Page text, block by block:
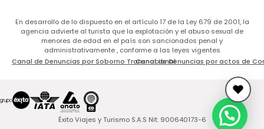
En desarrollo de lo dispuesto en el artículo 17 de la Ley 679 de 2001, la
agencia advierte al turista que la explotación y el abuso sexual de
menores de edad en el país son sancionados penal y
administrativamente , conforme a las leyes vigentes
Canal de Denuncias por Soborno TransnacionalCanal de Denuncias por actos de
Éxito Viajes y Turismo S.A.S Nit: 900640173-6